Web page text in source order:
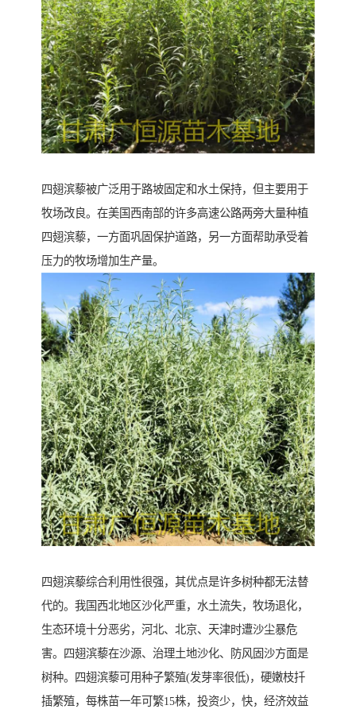
四翅滨藜被广泛用于路坡固定和水土保持，但主要用于
牧场改良。在美国西南部的许多高速公路两旁大量种植
四翅滨藜，一方面巩固保护道路，另一方面帮助承受着
压力的牧场增加生产量。
四翅滨藜综合利用性很强，其优点是许多树种都无法替
代的。我国西北地区沙化严重，水土流失，牧场退化，
生态环境十分恶劣，河北、北京、天津时遭沙尘暴危
害。四翅滨藜在沙源、治理土地沙化、防风固沙方面是
树种。四翅滨藜可用种子繁殖(发芽率很低)，硬嫩枝扦
插繁殖，每株苗一年可繁15株，投资少，快，经济效益